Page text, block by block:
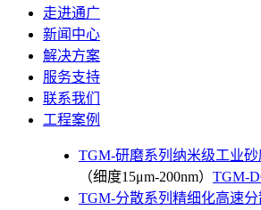
走进通广
新闻中心
解决方案
服务支持
联系我们
工程案例
TGM-研磨系列纳米级工业
（细度15μm-200nm） TGM-
TGM-分散系列精细化高速